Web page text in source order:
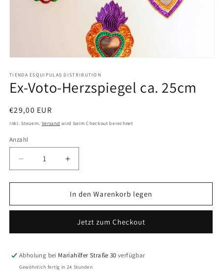
in
Modal
öffnen
TIENDA ESQUIPULAS DISTRIBUTION
Ex-Voto-Herzspiegel ca. 25cm
Normaler
Preis
€29,00 EUR
Inkl. Steuern. Versand wird beim Checkout berechnet
Anzahl
Anzahl
Verringere
die
Menge
Ex-
ca.
Erhöhe
die
Menge
für
Ex-
Herzspiegel
ca.
In den Warenkorb legen
Jetzt zum Checkout
Abholung bei Mariahilfer Straße 30 verfügbar
Gewöhnlich fertig in 24 Stunden